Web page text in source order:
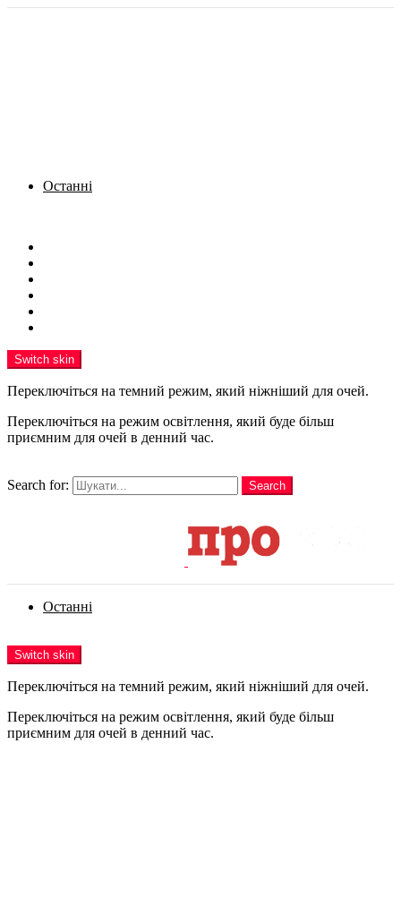
Останні
Switch skin
Переключіться на темний режим, який ніжніший для очей.
Переключіться на режим освітлення, який буде більш
приємним для очей в денний час.
Search for:
Search
Останні
Switch skin
Переключіться на темний режим, який ніжніший для очей.
Переключіться на режим освітлення, який буде більш
приємним для очей в денний час.